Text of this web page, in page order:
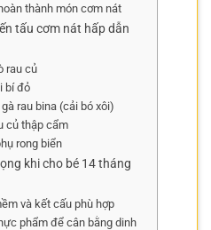
thành món cơm nát
tấu cơm nát hấp dẫn
rau củ
bí đỏ
rau bina (cải bó xôi)
củ thập cẩm
rong biển
khi cho bé 14 tháng
và kết cấu phù hợp
phẩm để cân bằng dinh